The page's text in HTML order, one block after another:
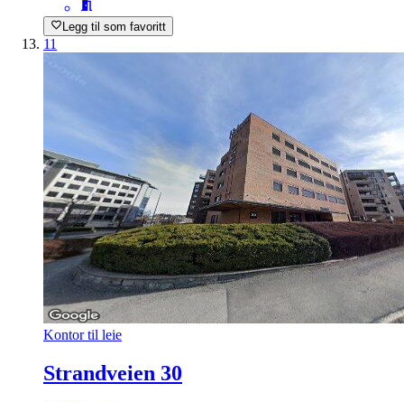
Legg til som favoritt
11
Kontor til leie
Strandveien 30